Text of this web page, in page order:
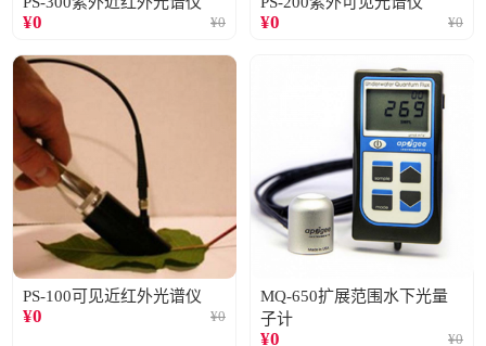
¥0 ¥0 ¥0 ¥0
PS-100可见近红外光谱仪
¥0 ¥0
MQ-650扩展范围水下光量
子计
¥0 ¥0